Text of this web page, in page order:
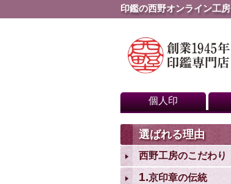
印鑑の西野オンライン工房
個人印
選ばれる理由
西野工房のこだわり
1.京印章の伝統